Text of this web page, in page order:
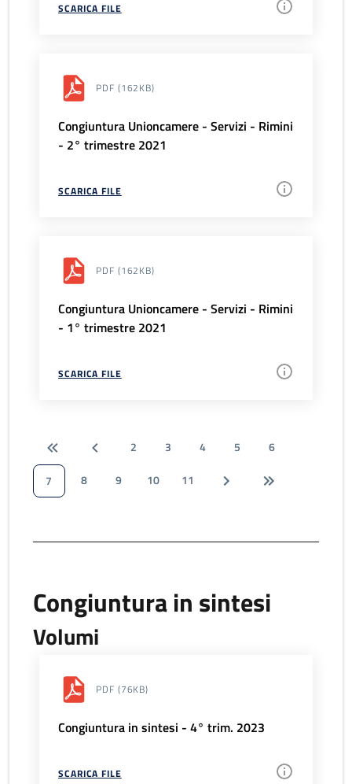
SCARICA FILE
PDF (162KB)
Congiuntura Unioncamere - Servizi - Rimini
- 2° trimestre 2021
SCARICA FILE
PDF (162KB)
Congiuntura Unioncamere - Servizi - Rimini
- 1° trimestre 2021
SCARICA FILE
2 3 4 5
6
7
8 9 10 11
Congiuntura in sintesi
Volumi
PDF (76KB)
Congiuntura in sintesi - 4° trim. 2023
SCARICA FILE